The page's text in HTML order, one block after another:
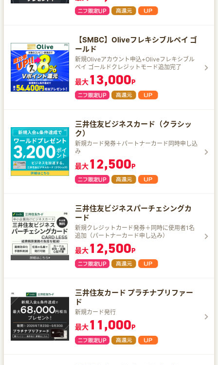
【SMBC】Oliveフレキシブルペイ ゴ
ールド
新規Oliveアカウント申込+Oliveフレキシブル
ペイ ゴールドクレジットモード追加完了
最大13,000P
三井住友ビジネスカード（クラシッ
ク）
新規カード発券＋パートナーカード同時申し込
み
最大12,500P
三井住友ビジネスパーチェシングカ
ード
新規クレジットカード発券＋同時に使用者1名
追加（パートナーカード申し込み）
最大12,500P
三井住友カード プラチナプリファー
ド
新規カード発行
最大11,000P